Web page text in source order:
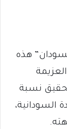
هذه
نسبة
السودانية،